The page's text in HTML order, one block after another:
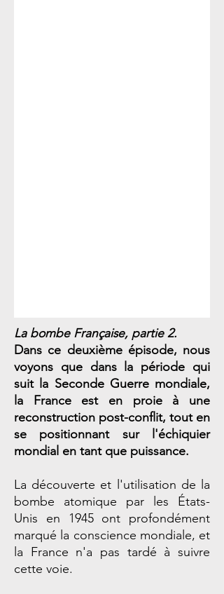
La bombe Française, partie 2.
Dans ce deuxième épisode, nous
voyons que dans la période qui
suit la Seconde Guerre mondiale,
la France est en proie à une
reconstruction post-conflit, tout en
se positionnant sur l'échiquier
mondial en tant que puissance.
La découverte et l'utilisation de la
bombe atomique par les États-
Unis en 1945 ont profondément
marqué la conscience mondiale, et
la France n'a pas tardé à suivre
cette voie.